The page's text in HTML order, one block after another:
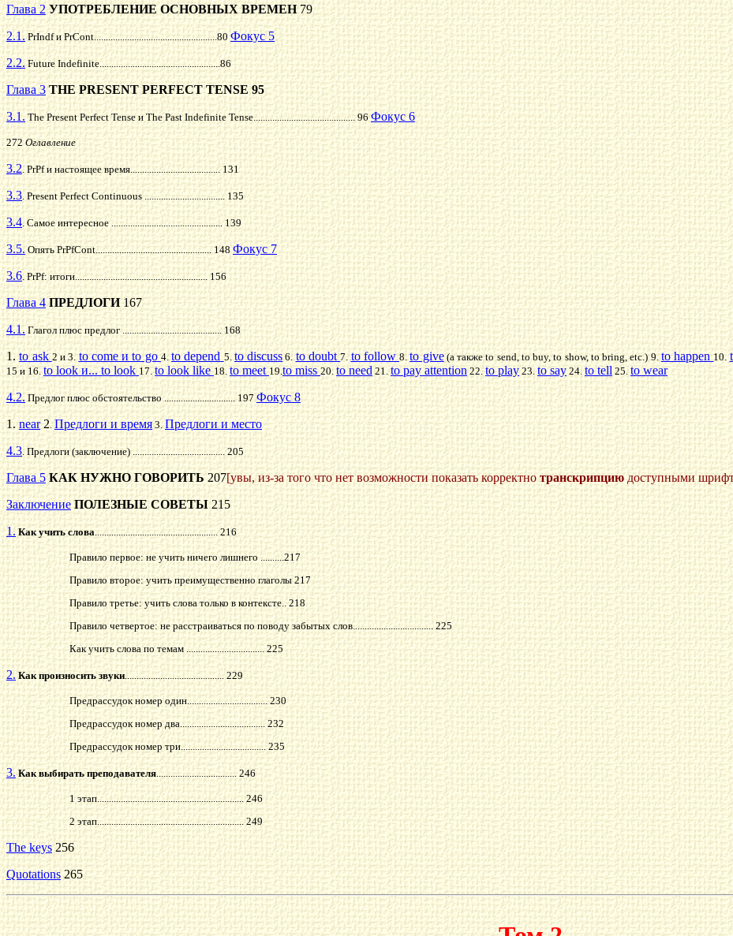
Глава 2 УПОТРЕБЛЕНИЕ ОСНОВНЫХ ВРЕМЕН79
2.1.PrIndf и PrCont....................................................80Фокус 5
2.2.Future Indefinite...................................................86
Глава 3 THE PRESENT PERFECT TENSE 95
3.1.The Present Perfect Tense и The Past Indefinite Tense........................................... 96Фокус 6
272Оглавление
3.2. PrPf и настоящее время...................................... 131
3.3. Present Perfect Continuous .................................. 135
3.4. Самое интересное ............................................... 139
3.5.Опять PrPfCont................................................. 148Фокус 7
3.6. PrPf: итоги........................................................ 156
Глава 4 ПРЕДЛОГИ167
4.1.Глагол плюс предлог .......................................... 168
1.to ask 2 и 3.to come и to go 4.to depend 5.to discuss 6.to doubt 7.to follow 8.to give(а также to send, to buy, to show, to bring, etc.) 9.to happen 10.
15 и 16.to look и... to look 17.to look like 18.to meet 19.to miss20.to need 21.to pay attention 22.to play 23.to say 24.to tell 25.to wear
4.2.Предлог плюс обстоятельство .............................. 197Фокус 8
1.near2.Предлоги и время3.Предлоги и место
4.3. Предлоги (заключение) ....................................... 205
Глава 5 КАК НУЖНО ГОВОРИТЬ207[увы, из-за того что нет возможности показать корректнотранскрипциюдоступными
Заключение ПОЛЕЗНЫЕ СОВЕТЫ215
1. Как учить слова.................................................... 216
Правило первое: не учить ничего лишнего ..........217
Правило второе: учить преимущественно глаголы 217
Правило третье: учить слова только в контексте.. 218
Правило четвертое: не расстраиваться по поводу забытых слов.................................. 225
Как учить слова по темам ................................. 225
2. Как произносить звуки.......................................... 229
Предрассудок номер один.................................. 230
Предрассудок номер два.................................... 232
Предрассудок номер три.................................... 235
3. Как выбирать преподавателя.................................. 246
1 этап.............................................................. 246
2 этап.............................................................. 249
The keys 256
Quotations 265